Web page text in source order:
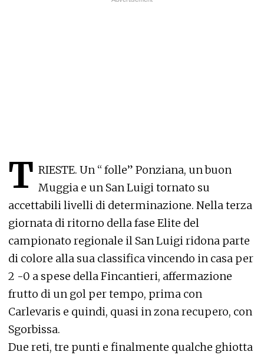
T RIESTE. Un “ folle” Ponziana, un buon
Muggia e un San Luigi tornato su
accettabili livelli di determinazione. Nella terza
giornata di ritorno della fase Elite del
campionato regionale il San Luigi ridona parte
di colore alla sua classifica vincendo in casa per
2 -0 a spese della Fincantieri, affermazione
frutto di un gol per tempo, prima con
Carlevaris e quindi, quasi in zona recupero, con
Sgorbissa.
Due reti, tre punti e finalmente qualche ghiotta